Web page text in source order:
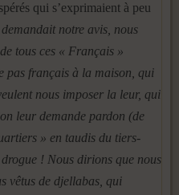
qui s’exprimaient à peu
notre avis, nous
tous ces « Français »
pas français à la maison, qui
nous imposer la leur, qui
leur demande pardon (de
» en taudis du tiers-
! Nous dirions que nous
vêtus de djellabas, qui